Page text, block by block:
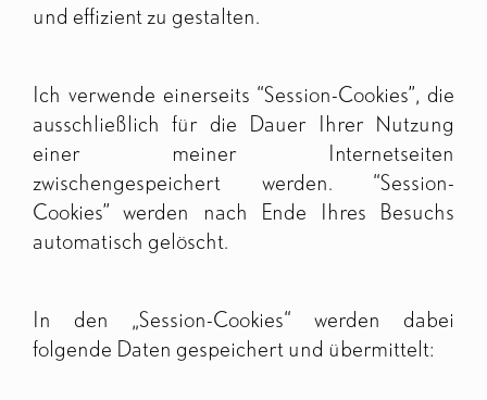
und effizient zu gestalten.
Ich verwende einerseits “Session-Cookies”, die
ausschließlich für die Dauer Ihrer Nutzung
einer meiner Internetseiten
zwischengespeichert werden. “Session-
Cookies” werden nach Ende Ihres Besuchs
automatisch gelöscht.
In den „Session-Cookies“ werden dabei
folgende Daten gespeichert und übermittelt: